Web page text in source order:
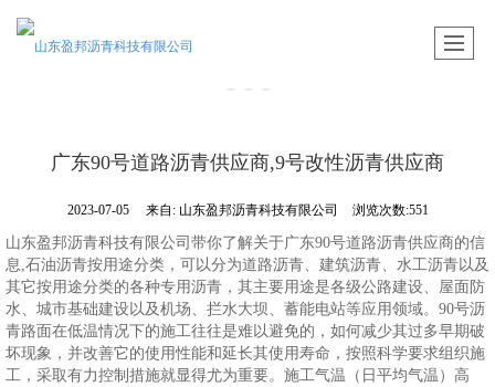
广东90号道路沥青供应商,9号改性沥青供应商
2023-07-05 来自: 山东盈邦沥青科技有限公司 浏览次数:551
山东盈邦沥青科技有限公司带你了解关于广东90号道路沥青供应商的信
息,石油沥青按用途分类，可以分为道路沥青、建筑沥青、水工沥青以及
其它按用途分类的各种专用沥青，其主要用途是各级公路建设、屋面防
水、城市基础建设以及机场、拦水大坝、蓄能电站等应用领域。90号沥
青路面在低温情况下的施工往往是难以避免的，如何减少其过多早期破
坏现象，并改善它的使用性能和延长其使用寿命，按照科学要求组织施
工，采取有力控制措施就显得尤为重要。施工气温（日平均气温）高